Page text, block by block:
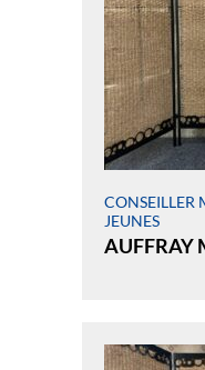
CONSEILLER
JEUNES
AUFFRAY